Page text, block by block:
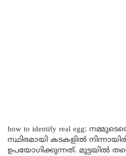
how to identify real egg:
സ്ഥിരമായി കടകളിൽ
ഉപയോഗിക്കുന്നത്. മുട്ടയിൽ